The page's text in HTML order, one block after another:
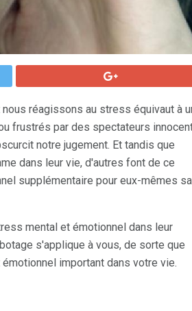
réagissons au stress équivaut à
frustrés par des spectateurs
notre jugement. Et tandis que
dans leur vie, d'autres font de ce
supplémentaire pour eux-mêmes
mental et émotionnel dans leur
s'applique à vous, de sorte que
important dans votre vie.